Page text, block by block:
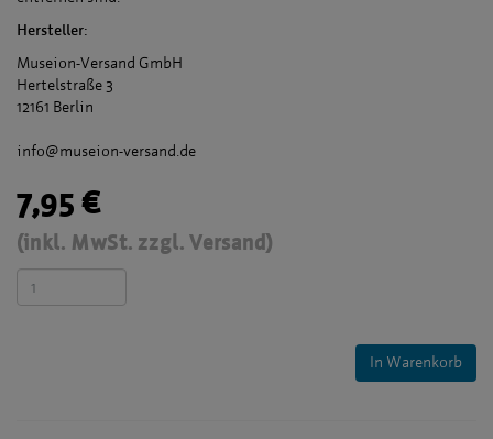
Hersteller:
Museion-Versand GmbH
Hertelstraße 3
12161 Berlin
info@museion-versand.de
7,95 €
(inkl. MwSt. zzgl. Versand)